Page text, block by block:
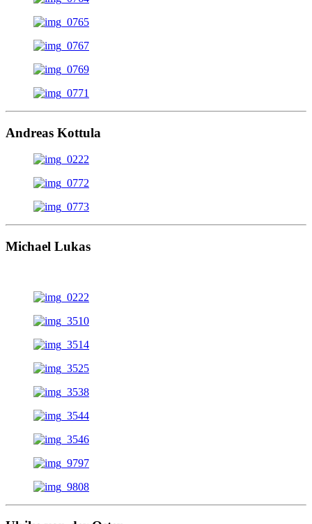
Andreas Kottula
Michael Lukas